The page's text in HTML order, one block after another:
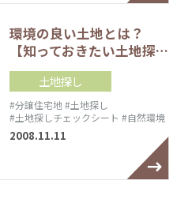
環境の良い土地とは？
【知っておきたい土地探…
土地探し
#分譲住宅地#土地探し
#土地探しチェックシート #自然環境
2008.11.11